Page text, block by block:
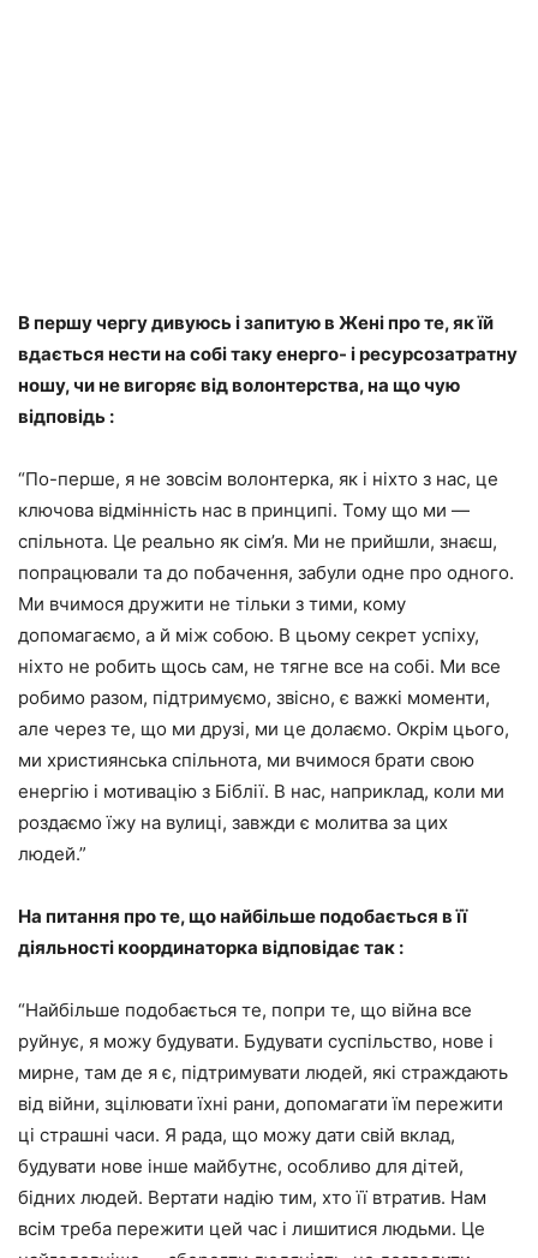
В першу чергу дивуюсь і запитую в Жені про те, як їй
вдається нести на собі таку енерго- і ресурсозатратну
ношу, чи не вигоряє від волонтерства, на що чую
відповідь :
“По-перше, я не зовсім волонтерка, як і ніхто з нас, це
ключова відмінність нас в принципі. Тому що ми —
спільнота. Це реально як сім’я. Ми не прийшли, знаєш,
попрацювали та до побачення, забули одне про одного.
Ми вчимося дружити не тільки з тими, кому
допомагаємо, а й між собою. В цьому секрет успіху,
ніхто не робить щось сам, не тягне все на собі. Ми все
робимо разом, підтримуємо, звісно, є важкі моменти,
але через те, що ми друзі, ми це долаємо. Окрім цього,
ми християнська спільнота, ми вчимося брати свою
енергію і мотивацію з Біблії. В нас, наприклад, коли ми
роздаємо їжу на вулиці, завжди є молитва за цих
людей.”
На питання про те, що найбільше подобається в її
діяльності координаторка відповідає так :
“Найбільше подобається те, попри те, що війна все
руйнує, я можу будувати. Будувати суспільство, нове і
мирне, там де я є, підтримувати людей, які страждають
від війни, зцілювати їхні рани, допомагати їм пережити
ці страшні часи. Я рада, що можу дати свій вклад,
будувати нове інше майбутнє, особливо для дітей,
бідних людей. Вертати надію тим, хто її втратив. Нам
всім треба пережити цей час і лишитися людьми. Це